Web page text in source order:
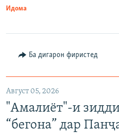
Идома
Ба дигарон фиристед
Август 05, 2026
"Амалиёт"-и
“бегона” дар